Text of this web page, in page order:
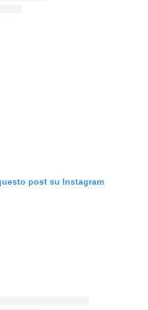
post su Instagram